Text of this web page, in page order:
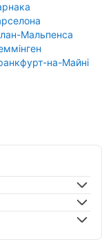
Мальпенса
на-Майні